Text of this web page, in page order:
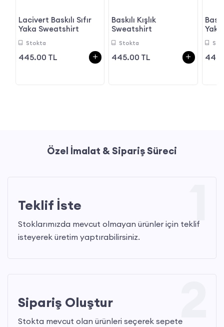
Lacivert Baskılı Sıfır
Yaka Sweatshirt
Stokta
445.00 TL
Baskılı Kışlık
Sweatshirt
Stokta
445.00 TL
Özel İmalat & Sipariş Süreci
Teklif İste
Stoklarımızda mevcut olmayan ürünler için teklif
isteyerek üretim yaptırabilirsiniz.
Sipariş Oluştur
Stokta mevcut olan ürünleri seçerek sepete